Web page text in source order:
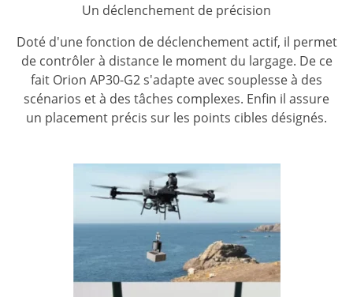
Un déclenchement de précision
Doté d'une fonction de déclenchement actif, il permet
de contrôler à distance le moment du largage. De ce
fait Orion AP30-G2 s'adapte avec souplesse à des
scénarios et à des tâches complexes. Enfin il assure
un placement précis sur les points cibles désignés.